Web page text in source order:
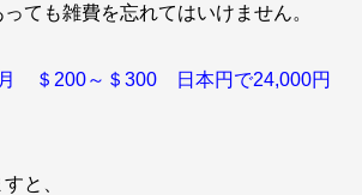
ても雑費を忘れてはいけません。
＄200～＄300 日本円で24,000円
と、